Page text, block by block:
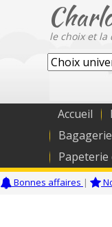
le choix et
Accueil
Bonnes affaires |